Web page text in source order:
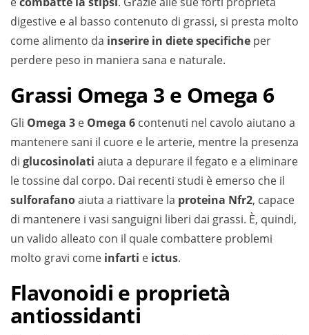
digestive e al basso contenuto di grassi, si presta molto
come alimento da inserire in diete specifiche per
perdere peso in maniera sana e naturale.
Grassi Omega 3 e Omega 6
Gli Omega 3 e Omega 6 contenuti nel cavolo aiutano a
mantenere sani il cuore e le arterie, mentre la presenza
di glucosinolati aiuta a depurare il fegato e a eliminare
le tossine dal corpo. Dai recenti studi è emerso che il
sulforafanoaiuta a riattivare la proteina Nfr2, capace
di mantenere i vasi sanguigni liberi dai grassi. È, quindi,
un valido alleato con il quale combattere problemi
molto gravi come infarti e ictus.
Flavonoidi e proprietà
antiossidanti